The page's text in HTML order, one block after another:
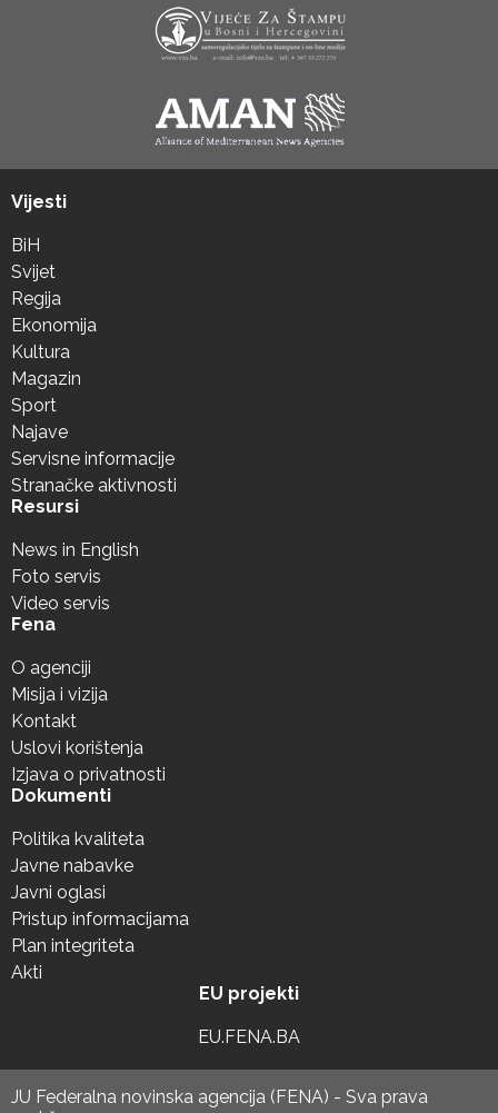
Vijesti
BiH
Svijet
Regija
Ekonomija
Kultura
Magazin
Sport
Najave
Servisne informacije
Stranačke aktivnosti
Resursi
News in English
Foto servis
Video servis
Fena
O agenciji
Misija i vizija
Kontakt
Uslovi korištenja
Izjava o privatnosti
Dokumenti
Politika kvaliteta
Javne nabavke
Javni oglasi
Pristup informacijama
Plan integriteta
Akti
EU projekti
EU.FENA.BA
JU Federalna novinska agencija (FENA) - Sva prava